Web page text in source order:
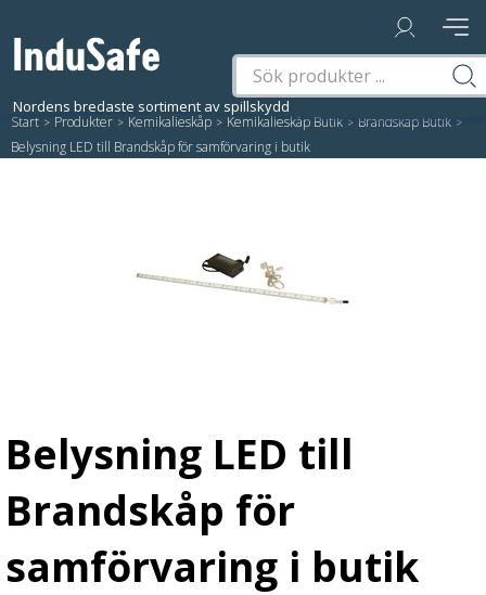
Start / Produkter / Kemikalieskåp / Kemikalieskåp Butik / Brandskåp Butik /
Belysning LED till Brandskåp för samförvaring i butik
Belysning LED till
Brandskåp för
samförvaring i butik